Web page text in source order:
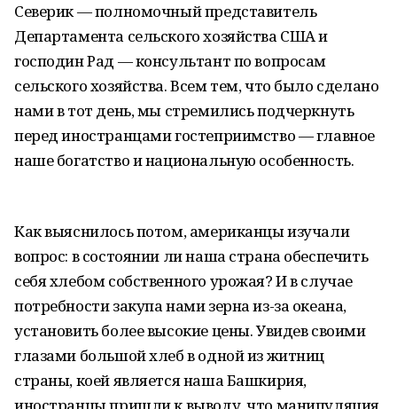
Северик — полномочный представитель
Департамента сельского хозяйства США и
господин Рад — консультант по вопросам
сельского хозяйства. Всем тем, что было сделано
нами в тот день, мы стремились подчеркнуть
перед иностранцами гостеприимство — главное
наше богатство и национальную особенность.
Как выяснилось потом, американцы изучали
вопрос: в состоянии ли наша страна обеспечить
себя хлебом собственного урожая? И в случае
потребности закупа нами зерна из-за океана,
установить более высокие цены. Увидев своими
глазами большой хлеб в одной из житниц
страны, коей является наша Башкирия,